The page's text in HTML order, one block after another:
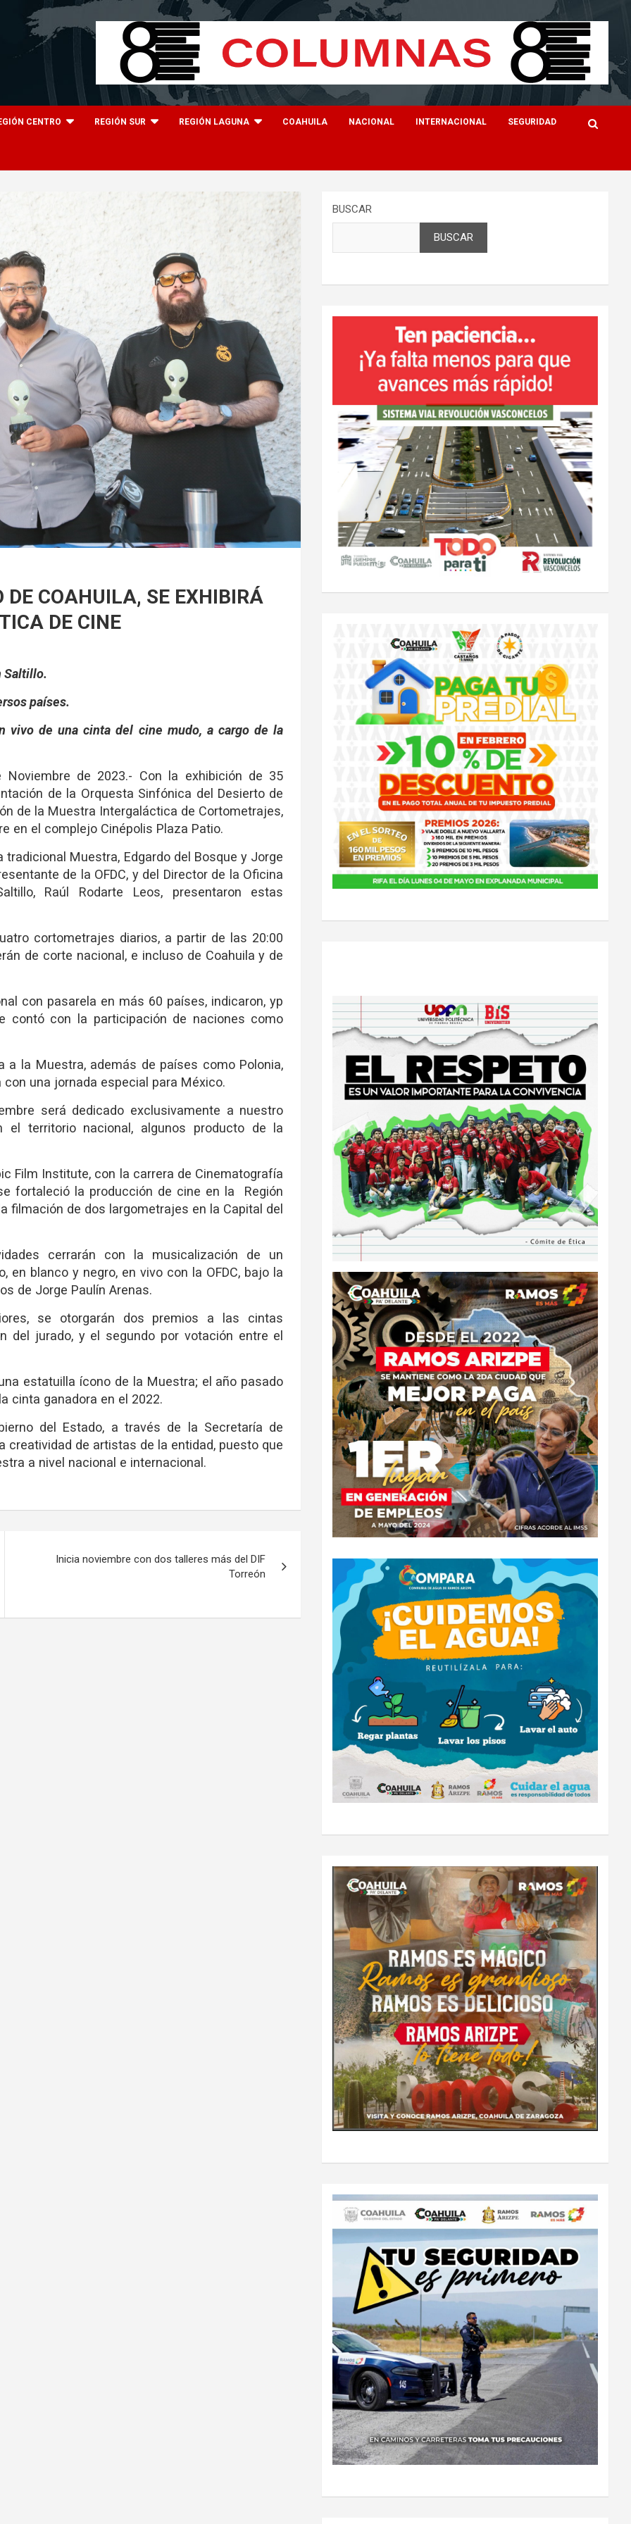
CENTRO REGIÓN SUR REGIÓN LAGUNA COAHUILA NACIONAL INTERNACIONAL SEGURIDAD
DE COAHUILA, SE EXHIBIRÁ
DE CINE
Saltillo.
países.
vivo de una cinta del cine mudo, a cargo de la
de 2023.- Con la exhibición de 35
de la Orquesta Sinfónica del Desierto de
de la Muestra Intergaláctica de Cortometrajes,
en el complejo Cinépolis Plaza Patio.
Muestra, Edgardo del Bosque y Jorge
de la OFDC, y del Director de la Oficina
Raúl Rodarte Leos, presentaron estas
cortometrajes diarios, a partir de las 20:00
de corte nacional, e incluso de Coahuila y de
con pasarela en más 60 países, indicaron, yp
contó con la participación de naciones como
a la Muestra, además de países como Polonia,
una jornada especial para México.
será dedicado exclusivamente a nuestro
el territorio nacional, algunos producto de la
Film Institute, con la carrera de Cinematografía
fortaleció la producción de cine en la Región
filmación de dos largometrajes en la Capital del
cerrarán con la musicalización de un
blanco y negro, en vivo con la OFDC, bajo la
de Jorge Paulín Arenas.
se otorgarán dos premios a las cintas
del jurado, y el segundo por votación entre el
estatuilla ícono de la Muestra; el año pasado
cinta ganadora en el 2022.
del Estado, a través de la Secretaría de
creatividad de artistas de la entidad, puesto que
a nivel nacional e internacional.
Inicia noviembre con dos talleres más del DIF
Torreón
BUSCAR
BUSCAR